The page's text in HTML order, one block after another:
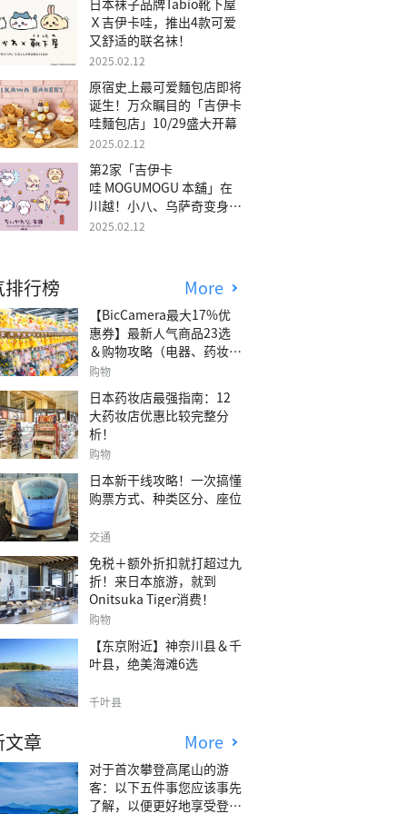
日本袜子品牌Tabio靴下屋
Ｘ吉伊卡哇，推出4款可爱
又舒适的联名袜！
2025.02.12
原宿史上最可爱麵包店即将
诞生！万众瞩目的「吉伊卡
哇麵包店」10/29盛大开幕
2025.02.12
第2家「吉伊卡
哇 MOGUMOGU 本舖」在
川越！小八、乌萨奇变身可
爱地瓜！
2025.02.12
行榜 More
【BicCamera最大17%优
惠券】最新人气商品23选
＆购物攻略（电器、药妆、
玩具等）
购物
日本药妆店最强指南：12
大药妆店优惠比较完整分
析！
购物
日本新干线攻略！一次搞懂
购票方式、种类区分、座位
交通
免税＋额外折扣就打超过九
折！来日本旅游，就到
Onitsuka Tiger消费！
购物
【东京附近】神奈川县＆千
叶县，绝美海滩6选
千叶县
章 More
对于首次攀登高尾山的游
客：以下五件事您应该事先
了解，以便更好地享受登山